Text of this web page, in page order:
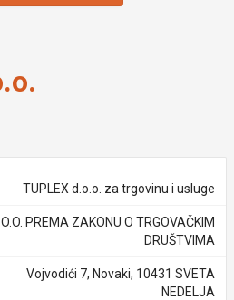
TUPLEX d.o.o. za trgovinu i usluge
PREMA ZAKONU O TRGOVAČKIM
DRUŠTVIMA
Vojvodići 7, Novaki, 10431 SVETA
NEDELJA